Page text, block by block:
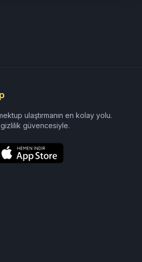
ulaştırmanın en kolay yolu.
güvencesiyle.